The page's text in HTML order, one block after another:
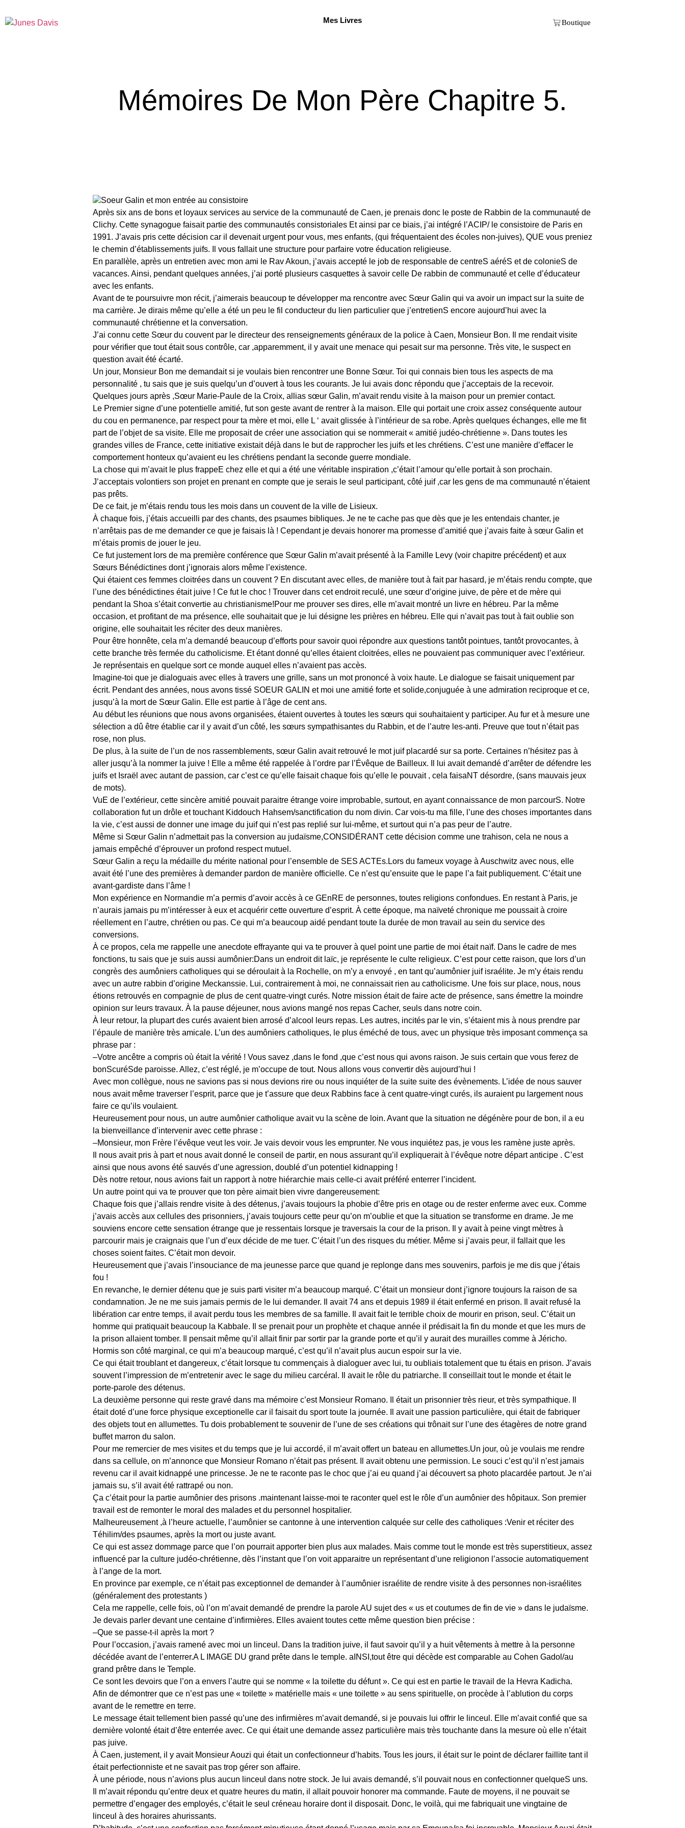
Mes Livres
Mémoires De Mon Père Chapitre 5.
Soeur Galin et mon entrée au consistoire
Après six ans de bons et loyaux services au service de la communauté de Caen, je prenais donc le poste de Rabbin de la communauté de
Clichy. Cette synagogue faisait partie des communautés consistoriales Et ainsi par ce biais, j’ai intégré l’ACIP/ le consistoire de Paris en
1991. J’avais pris cette décision car il devenait urgent pour vous, mes enfants, (qui fréquentaient des écoles non-juives), QUE vous preniez
le chemin d’établissements juifs. Il vous fallait une structure pour parfaire votre éducation religieuse.
En parallèle, après un entretien avec mon ami le Rav Akoun, j’avais accepté le job de responsable de centreS aéréS et de colonieS de
vacances. Ainsi, pendant quelques années, j’ai porté plusieurs casquettes à savoir celle De rabbin de communauté et celle d’éducateur
avec les enfants.
Avant de te poursuivre mon récit, j’aimerais beaucoup te développer ma rencontre avec Sœur Galin qui va avoir un impact sur la suite de
ma carrière. Je dirais même qu’elle a été un peu le fil conducteur du lien particulier que j’entretienS encore aujourd’hui avec la
communauté chrétienne et la conversation.
J’ai connu cette Sœur du couvent par le directeur des renseignements généraux de la police à Caen, Monsieur Bon. Il me rendait visite
pour vérifier que tout était sous contrôle, car ,apparemment, il y avait une menace qui pesait sur ma personne. Très vite, le suspect en
question avait été écarté.
Un jour, Monsieur Bon me demandait si je voulais bien rencontrer une Bonne Sœur. Toi qui connais bien tous les aspects de ma
personnalité , tu sais que je suis quelqu’un d’ouvert à tous les courants. Je lui avais donc répondu que j’acceptais de la recevoir.
Quelques jours après ,Sœur Marie-Paule de la Croix, allias sœur Galin, m’avait rendu visite à la maison pour un premier contact.
Le Premier signe d’une potentielle amitié, fut son geste avant de rentrer à la maison. Elle qui portait une croix assez conséquente autour
du cou en permanence, par respect pour ta mère et moi, elle L ‘ avait glissée à l’intérieur de sa robe. Après quelques échanges, elle me fit
part de l’objet de sa visite. Elle me proposait de créer une association qui se nommerait « amitié judéo-chrétienne ». Dans toutes les
grandes villes de France, cette initiative existait déjà dans le but de rapprocher les juifs et les chrétiens. C’est une manière d’effacer le
comportement honteux qu’avaient eu les chrétiens pendant la seconde guerre mondiale.
La chose qui m’avait le plus frappeE chez elle et qui a été une véritable inspiration ,c’était l’amour qu’elle portait à son prochain.
J’acceptais volontiers son projet en prenant en compte que je serais le seul participant, côté juif ,car les gens de ma communauté n’étaient
pas prêts.
De ce fait, je m’étais rendu tous les mois dans un couvent de la ville de Lisieux.
À chaque fois, j’étais accueilli par des chants, des psaumes bibliques. Je ne te cache pas que dès que je les entendais chanter, je
n’arrêtais pas de me demander ce que je faisais là ! Cependant je devais honorer ma promesse d’amitié que j’avais faite à sœur Galin et
m’étais promis de jouer le jeu.
Ce fut justement lors de ma première conférence que Sœur Galin m’avait présenté à la Famille Levy (voir chapitre précédent) et aux
Sœurs Bénédictines dont j’ignorais alors même l’existence.
Qui étaient ces femmes cloitrées dans un couvent ? En discutant avec elles, de manière tout à fait par hasard, je m’étais rendu compte, que
l’une des bénédictines était juive ! Ce fut le choc ! Trouver dans cet endroit reculé, une sœur d’origine juive, de père et de mère qui
pendant la Shoa s’était convertie au christianisme!Pour me prouver ses dires, elle m’avait montré un livre en hébreu. Par la même
occasion, et profitant de ma présence, elle souhaitait que je lui désigne les prières en hébreu. Elle qui n’avait pas tout à fait oublie son
origine, elle souhaitait les réciter des deux manières.
Pour être honnête, cela m’a demandé beaucoup d’efforts pour savoir quoi répondre aux questions tantôt pointues, tantôt provocantes, à
cette branche très fermée du catholicisme. Et étant donné qu’elles étaient cloitrées, elles ne pouvaient pas communiquer avec l’extérieur.
Je représentais en quelque sort ce monde auquel elles n’avaient pas accès.
Imagine-toi que je dialoguais avec elles à travers une grille, sans un mot prononcé à voix haute. Le dialogue se faisait uniquement par
écrit. Pendant des années, nous avons tissé SOEUR GALIN et moi une amitié forte et solide,conjuguée à une admiration reciproque et ce,
jusqu’à la mort de Sœur Galin. Elle est partie à l’âge de cent ans.
Au début les réunions que nous avons organisées, étaient ouvertes à toutes les sœurs qui souhaitaient y participer. Au fur et à mesure une
sélection a dû être établie car il y avait d’un côté, les sœurs sympathisantes du Rabbin, et de l’autre les-anti. Preuve que tout n’était pas
rose, non plus.
De plus, à la suite de l’un de nos rassemblements, sœur Galin avait retrouvé le mot juif placardé sur sa porte. Certaines n’hésitez pas à
aller jusqu’à la nommer la juive ! Elle a même été rappelée à l’ordre par l’Évêque de Bailleux. Il lui avait demandé d’arrêter de défendre les
juifs et Israël avec autant de passion, car c’est ce qu’elle faisait chaque fois qu’elle le pouvait , cela faisaNT désordre, (sans mauvais jeux
de mots).
VuE de l’extérieur, cette sincère amitié pouvait paraitre étrange voire improbable, surtout, en ayant connaissance de mon parcourS. Notre
collaboration fut un drôle et touchant Kiddouch Hahsem/sanctification du nom divin. Car vois-tu ma fille, l’une des choses importantes dans
la vie, c’est aussi de donner une image du juif qui n’est pas replié sur lui-même, et surtout qui n’a pas peur de l’autre.
Même si Sœur Galin n’admettait pas la conversion au judaïsme,CONSIDÉRANT cette décision comme une trahison, cela ne nous a
jamais empêché d’éprouver un profond respect mutuel.
Sœur Galin a reçu la médaille du mérite national pour l’ensemble de SES ACTEs.Lors du fameux voyage à Auschwitz avec nous, elle
avait été l’une des premières à demander pardon de manière officielle. Ce n’est qu’ensuite que le pape l’a fait publiquement. C’était une
avant-gardiste dans l’âme !
Mon expérience en Normandie m’a permis d’avoir accès à ce GEnRE de personnes, toutes religions confondues. En restant à Paris, je
n’aurais jamais pu m’intéresser à eux et acquérir cette ouverture d’esprit. À cette époque, ma naïveté chronique me poussait à croire
réellement en l’autre, chrétien ou pas. Ce qui m’a beaucoup aidé pendant toute la durée de mon travail au sein du service des
conversions.
À ce propos, cela me rappelle une anecdote effrayante qui va te prouver à quel point une partie de moi était naïf. Dans le cadre de mes
fonctions, tu sais que je suis aussi aumônier:Dans un endroit dit laïc, je représente le culte religieux. C’est pour cette raison, que lors d’un
congrès des aumôniers catholiques qui se déroulait à la Rochelle, on m’y a envoyé , en tant qu’aumônier juif israélite. Je m’y étais rendu
avec un autre rabbin d’origine Meckanssie. Lui, contrairement à moi, ne connaissait rien au catholicisme. Une fois sur place, nous, nous
étions retrouvés en compagnie de plus de cent quatre-vingt curés. Notre mission était de faire acte de présence, sans émettre la moindre
opinion sur leurs travaux. À la pause déjeuner, nous avions mangé nos repas Cacher, seuls dans notre coin.
À leur retour, la plupart des curés avaient bien arrosé d’alcool leurs repas. Les autres, incités par le vin, s’étaient mis à nous prendre par
l’épaule de manière très amicale. L’un des aumôniers catholiques, le plus éméché de tous, avec un physique très imposant commença sa
phrase par :
–Votre ancêtre a compris où était la vérité ! Vous savez ,dans le fond ,que c’est nous qui avons raison. Je suis certain que vous ferez de
bonScuréSde paroisse. Allez, c’est réglé, je m’occupe de tout. Nous allons vous convertir dès aujourd’hui !
Avec mon collègue, nous ne savions pas si nous devions rire ou nous inquiéter de la suite suite des évènements. L’idée de nous sauver
nous avait même traverser l’esprit, parce que je t’assure que deux Rabbins face à cent quatre-vingt curés, ils auraient pu largement nous
faire ce qu’ils voulaient.
Heureusement pour nous, un autre aumônier catholique avait vu la scène de loin. Avant que la situation ne dégénère pour de bon, il a eu
la bienveillance d’intervenir avec cette phrase :
–Monsieur, mon Frère l’évêque veut les voir. Je vais devoir vous les emprunter. Ne vous inquiétez pas, je vous les ramène juste après.
Il nous avait pris à part et nous avait donné le conseil de partir, en nous assurant qu’il expliquerait à l’évêque notre départ anticipe . C’est
ainsi que nous avons été sauvés d’une agression, doublé d’un potentiel kidnapping !
Dès notre retour, nous avions fait un rapport à notre hiérarchie mais celle-ci avait préféré enterrer l’incident.
Un autre point qui va te prouver que ton père aimait bien vivre dangereusement:
Chaque fois que j’allais rendre visite à des détenus, j’avais toujours la phobie d’être pris en otage ou de rester enferme avec eux. Comme
j’avais accès aux cellules des prisonniers, j’avais toujours cette peur qu’on m’oublie et que la situation se transforme en drame. Je me
souviens encore cette sensation étrange que je ressentais lorsque je traversais la cour de la prison. Il y avait à peine vingt mètres à
parcourir mais je craignais que l’un d’eux décide de me tuer. C’était l’un des risques du métier. Même si j’avais peur, il fallait que les
choses soient faites. C’était mon devoir.
Heureusement que j’avais l’insouciance de ma jeunesse parce que quand je replonge dans mes souvenirs, parfois je me dis que j’étais
fou !
En revanche, le dernier détenu que je suis parti visiter m’a beaucoup marqué. C’était un monsieur dont j’ignore toujours la raison de sa
condamnation. Je ne me suis jamais permis de le lui demander. Il avait 74 ans et depuis 1989 il était enfermé en prison. Il avait refusé la
libération car entre temps, il avait perdu tous les membres de sa famille. Il avait fait le terrible choix de mourir en prison, seul. C’était un
homme qui pratiquait beaucoup la Kabbale. Il se prenait pour un prophète et chaque année il prédisait la fin du monde et que les murs de
la prison allaient tomber. Il pensait même qu’il allait finir par sortir par la grande porte et qu’il y aurait des murailles comme à Jéricho.
Hormis son côté marginal, ce qui m’a beaucoup marqué, c’est qu’il n’avait plus aucun espoir sur la vie.
Ce qui était troublant et dangereux, c’était lorsque tu commençais à dialoguer avec lui, tu oubliais totalement que tu étais en prison. J’avais
souvent l’impression de m’entretenir avec le sage du milieu carcéral. Il avait le rôle du patriarche. Il conseillait tout le monde et était le
porte-parole des détenus.
La deuxième personne qui reste gravé dans ma mémoire c’est Monsieur Romano. Il était un prisonnier très rieur, et très sympathique. Il
était doté d’une force physique exceptionelle car il faisait du sport toute la journée. Il avait une passion particulière, qui était de fabriquer
des objets tout en allumettes. Tu dois probablement te souvenir de l’une de ses créations qui trônait sur l’une des étagères de notre grand
buffet marron du salon.
Pour me remercier de mes visites et du temps que je lui accordé, il m’avait offert un bateau en allumettes.Un jour, où je voulais me rendre
dans sa cellule, on m’annonce que Monsieur Romano n’était pas présent. Il avait obtenu une permission. Le souci c’est qu’il n’est jamais
revenu car il avait kidnappé une princesse. Je ne te raconte pas le choc que j’ai eu quand j’ai découvert sa photo placardée partout. Je n’ai
jamais su, s’il avait été rattrapé ou non.
Ça c’était pour la partie aumônier des prisons .maintenant laisse-moi te raconter quel est le rôle d’un aumônier des hôpitaux. Son premier
travail est de remonter le moral des malades et du personnel hospitalier.
Malheureusement ,à l’heure actuelle, l’aumônier se cantonne à une intervention calquée sur celle des catholiques :Venir et réciter des
Téhilim/des psaumes, après la mort ou juste avant.
Ce qui est assez dommage parce que l’on pourrait apporter bien plus aux malades. Mais comme tout le monde est très superstitieux, assez
influencé par la culture judéo-chrétienne, dès l’instant que l’on voit apparaitre un représentant d’une religionon l’associe automatiquement
à l’ange de la mort.
En province par exemple, ce n’était pas exceptionnel de demander à l’aumônier israélite de rendre visite à des personnes non-israélites
(généralement des protestants )
Cela me rappelle, celle fois, où l’on m’avait demandé de prendre la parole AU sujet des « us et coutumes de fin de vie » dans le judaïsme.
Je devais parler devant une centaine d’infirmières. Elles avaient toutes cette même question bien précise :
–Que se passe-t-il après la mort ?
Pour l’occasion, j’avais ramené avec moi un linceul. Dans la tradition juive, il faut savoir qu’il y a huit vêtements à mettre à la personne
décédée avant de l’enterrer.A L IMAGE DU grand prête dans le temple. aINSI,tout être qui décède est comparable au Cohen Gadol/au
grand prêtre dans le Temple.
Ce sont les devoirs que l’on a envers l’autre qui se nomme « la toilette du défunt ». Ce qui est en partie le travail de la Hevra Kadicha.
Afin de démontrer que ce n’est pas une « toilette » matérielle mais « une toilette » au sens spirituelle, on procède à l’ablution du corps
avant de le remettre en terre.
Le message était tellement bien passé qu’une des infirmières m’avait demandé, si je pouvais lui offrir le linceul. Elle m’avait confié que sa
dernière volonté était d’être enterrée avec. Ce qui était une demande assez particulière mais très touchante dans la mesure où elle n’était
pas juive.
À Caen, justement, il y avait Monsieur Aouzi qui était un confectionneur d’habits. Tous les jours, il était sur le point de déclarer faillite tant il
était perfectionniste et ne savait pas trop gérer son affaire.
À une période, nous n’avions plus aucun linceul dans notre stock. Je lui avais demandé, s’il pouvait nous en confectionner quelqueS uns.
Il m’avait répondu qu’entre deux et quatre heures du matin, il allait pouvoir honorer ma commande. Faute de moyens, il ne pouvait se
permettre d’engager des employés, c’était le seul créneau horaire dont il disposait. Donc, le voilà, qui me fabriquait une vingtaine de
linceul à des horaires ahurissants.